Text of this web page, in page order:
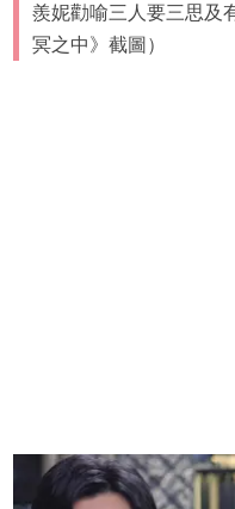
羨妮勸喻三人要三思及
冥之中》截圖）